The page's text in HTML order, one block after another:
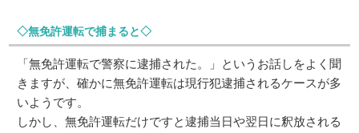
◇無免許運転で捕まると◇
「無免許運転で警察に逮捕された。」というお話しをよく聞
きますが、確かに無免許運転は現行犯逮捕されるケースが多
いようです。
しかし、無免許運転だけですと逮捕当日や翌日に釈放される